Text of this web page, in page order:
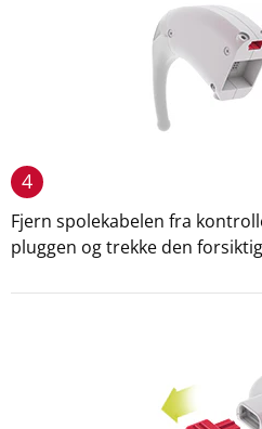
4
Fjern spolekabelen fra
pluggen og trekke den